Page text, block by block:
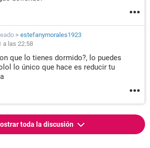
> estefanymorales1923
a las 22:58
que lo tienes dormido?, lo puedes
lo único que hace es reducir tu
toda la discusión